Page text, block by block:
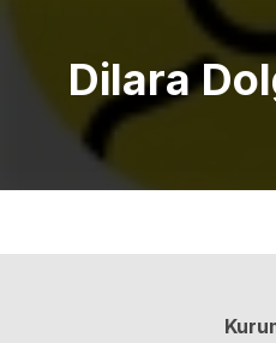
Dilara